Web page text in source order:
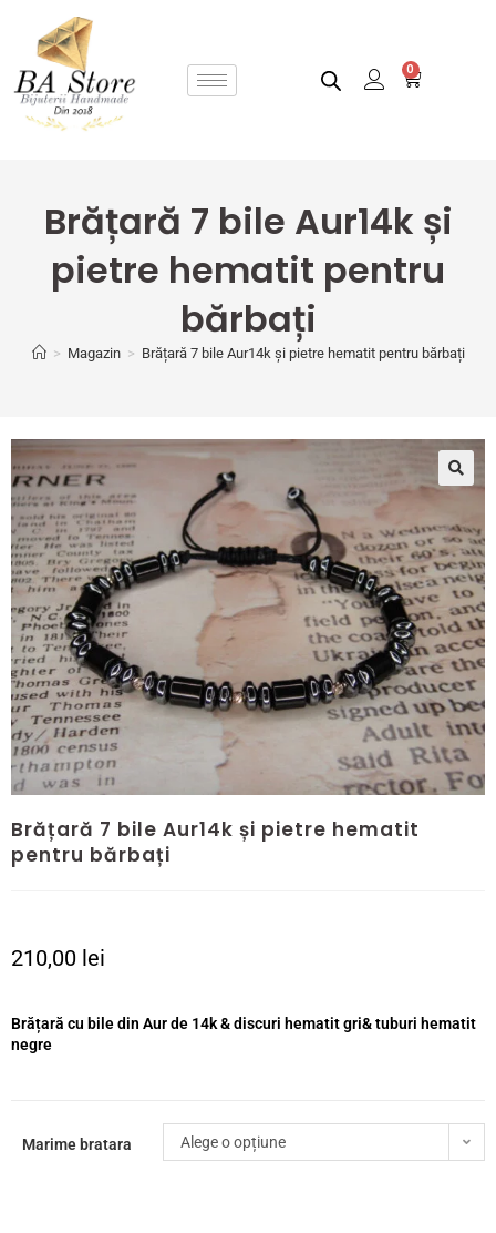
0
Brățară 7 bile Aur14k și
pietre hematit pentru
bărbați
> Magazin > Brățară 7 bile Aur14k și pietre hematit pentru bărbați
Brățară 7 bile Aur14k și pietre hematit
pentru bărbați
210,00 lei
Brățară cu bile din Aur de 14k & discuri hematit gri& tuburi hematit
negre
Marime bratara Alege o opțiune